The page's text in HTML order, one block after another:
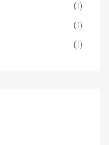
(1)
(1)
(1)